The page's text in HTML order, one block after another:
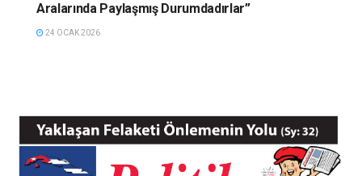
Aralarında Paylaşmış Durumdadırlar”
24 OCAK 2026